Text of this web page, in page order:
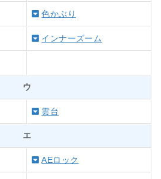
色かぶり
インナーズーム
ウ
雲台
エ
AEロック